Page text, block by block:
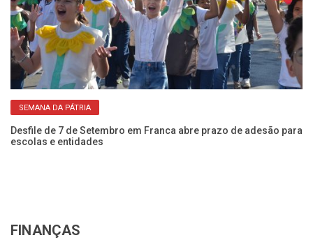
SEMANA DA PÁTRIA
Desfile de 7 de Setembro em Franca abre prazo de adesão para
escolas e entidades
FINANÇAS